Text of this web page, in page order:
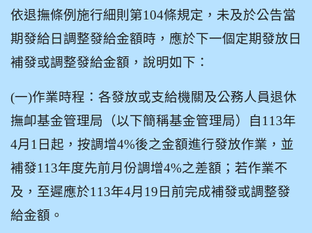
依退撫條例施行細則第104條規定，未及於公告當
期發給日調整發給金額時，應於下一個定期發放日
補發或調整發給金額，說明如下：
(一)作業時程：各發放或支給機關及公務人員退休
撫卹基金管理局（以下簡稱基金管理局）自113年
4月1日起，按調增4%後之金額進行發放作業，並
補發113年度先前月份調增4%之差額；若作業不
及，至遲應於113年4月19日前完成補發或調整發
給金額。